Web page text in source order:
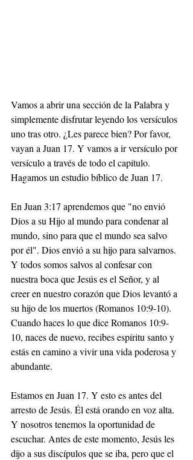
Vamos a abrir una sección de la Palabra y
simplemente disfrutar leyendo los versículos
uno tras otro. ¿Les parece bien? Por favor,
vayan a Juan 17. Y vamos a ir versículo por
versículo a través de todo el capítulo.
Hagamos un estudio bíblico de Juan 17.
En Juan 3:17 aprendemos que "no envió
Dios a su Hijo al mundo para condenar al
mundo, sino para que el mundo sea salvo
por él". Dios envió a su hijo para salvarnos.
Y todos somos salvos al confesar con
nuestra boca que Jesús es el Señor, y al
creer en nuestro corazón que Dios levantó a
su hijo de los muertos (Romanos 10:9-10).
Cuando haces lo que dice Romanos 10:9-
10, naces de nuevo, recibes espíritu santo y
estás en camino a vivir una vida poderosa y
abundante.
Estamos en Juan 17. Y esto es antes del
arresto de Jesús. Él está orando en voz alta.
Y nosotros tenemos la oportunidad de
escuchar. Antes de este momento, Jesús les
dijo a sus discípulos que se iba, pero que el